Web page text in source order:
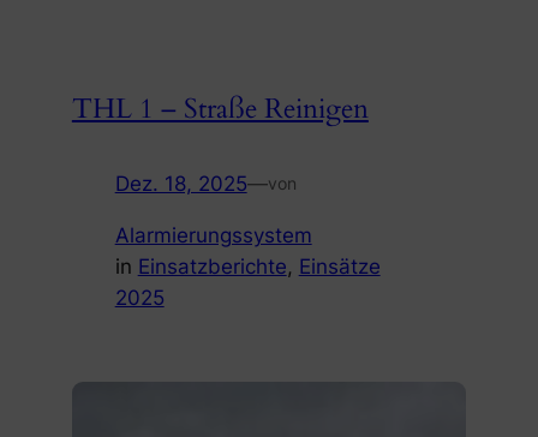
THL 1 – Straße Reinigen
Dez. 18, 2025—von
Alarmierungssystem
in Einsatzberichte, Einsätze
2025